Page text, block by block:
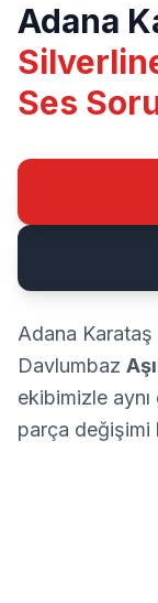
Adana
Ses
Adana Karataş
Davlumbaz
ekibimizle
parça değişimi